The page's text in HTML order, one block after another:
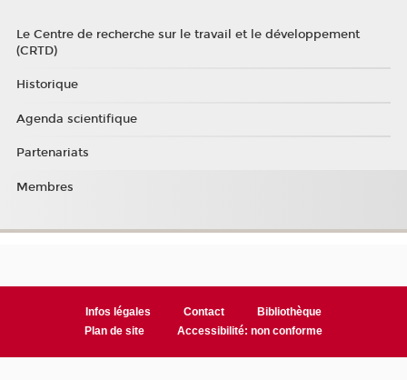
Le Centre de recherche sur le travail et le développement
(CRTD)
Historique
Agenda scientifique
Partenariats
Membres
Infos légales Contact
Bibliothèque
Plan de site
Accessibilité: non conforme